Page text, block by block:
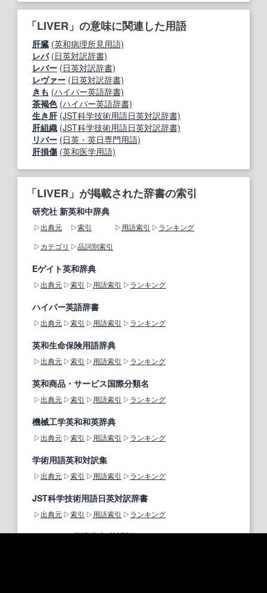
「LIVER」の意味に関連した用語
肝臓 (英和病理所見用語)
レバ (日英対訳辞書)
レバー (日英対訳辞書)
レヴァー (日英対訳辞書)
きも (ハイパー英語辞書)
茶褐色 (ハイパー英語辞書)
生き肝 (JST科学技術用語日英対訳辞書)
肝組織 (JST科学技術用語日英対訳辞書)
リバー (日英・英日専門用語)
肝損傷 (英和医学用語)
「LIVER」が掲載された辞書の索引
研究社 新英和中辞典
出典元 索引 用語索引
ランキング
カテゴリ
品詞別索引
Eゲイト英和辞典
出典元 索引 用語索引 ランキング
ハイパー英語辞書
出典元 索引 用語索引 ランキング
英和生命保険用語辞典
出典元 索引 用語索引 ランキング
英和商品・サービス国際分類名
出典元 索引 用語索引 ランキング
機械工学英和和英辞典
出典元 索引 用語索引 ランキング
学術用語英和対訳集
出典元 索引 用語索引 ランキング
JST科学技術用語日英対訳辞書
出典元 索引 用語索引 ランキング
PDQ®がん用語辞書 英語版